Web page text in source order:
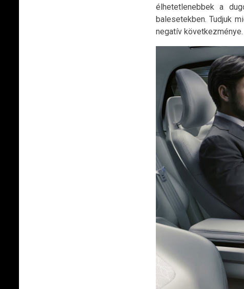
élhetetlenebbek a
balesetekben. Tudjuk
negatív következménye.